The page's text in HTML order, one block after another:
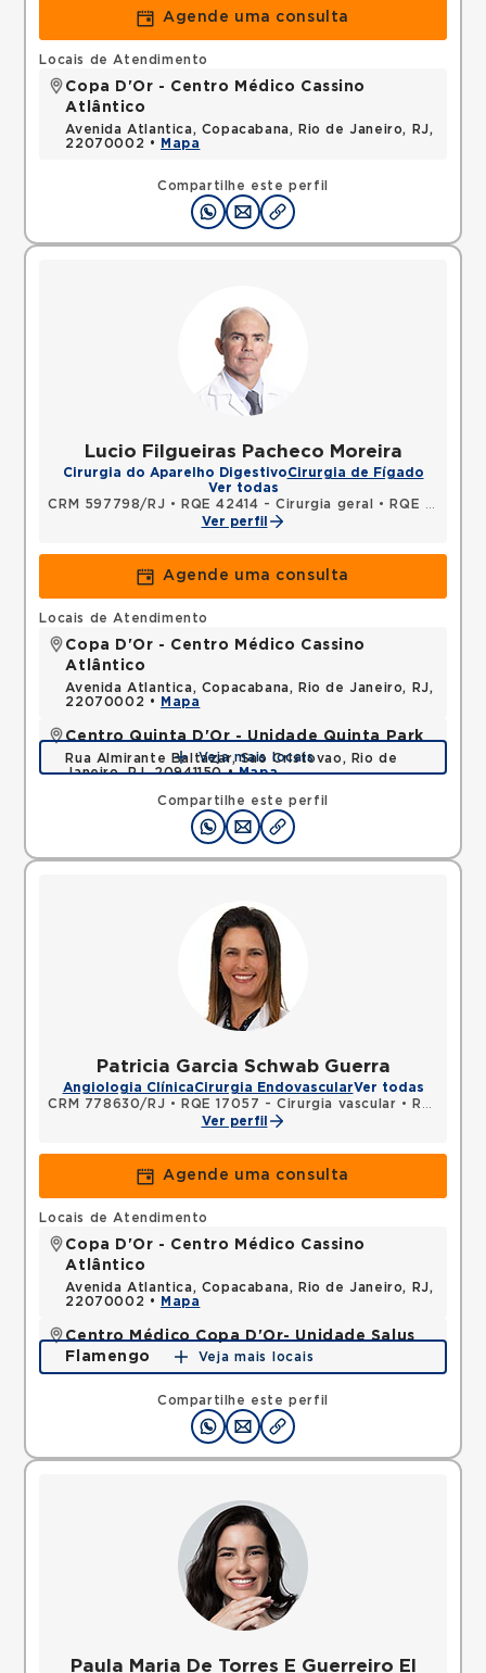
Agende uma consulta
Compartilhe este perfil
Locais de Atendimento
Copa D'Or - Centro Médico Cassino
Atlântico
Avenida Atlantica, Copacabana, Rio de Janeiro, RJ,
22070002 •
Mapa
Lucio Filgueiras Pacheco Moreira
Cirurgia do Aparelho DigestivoCirurgia de Fígado
Ver todas
CRM 597798/RJ • RQE 42414 - Cirurgia geral •
RQE 42415 - Cirurgia do aparelho digestivo
Ver perfil
Agende uma consulta
Compartilhe este perfil
Locais de Atendimento
Copa D'Or - Centro Médico Cassino
Atlântico
Avenida Atlantica, Copacabana, Rio de Janeiro, RJ,
22070002 •
Mapa
Centro Quinta D'Or - Unidade Quinta Park
Rua Almirante Baltazar, Sao Cristovao, Rio de
Janeiro, RJ, 20941150 •Mapa
Veja mais locais
Patricia Garcia Schwab Guerra
Angiologia ClínicaCirurgia EndovascularVer todas
CRM 778630/RJ • RQE 17057 - Cirurgia vascular •
RQE 17058 - Cirurgia geral
Ver perfil
Agende uma consulta
Compartilhe este perfil
Locais de Atendimento
Copa D'Or - Centro Médico Cassino
Atlântico
Avenida Atlantica, Copacabana, Rio de Janeiro, RJ,
22070002 •
Mapa
Centro Médico Copa D'Or- Unidade Salus
Flamengo
Rua Dois de Dezembro, Flamengo, Rio de Janeiro,
RJ, 22220040 •
Mapa
Veja mais locais
Paula Maria De Torres E Guerreiro El